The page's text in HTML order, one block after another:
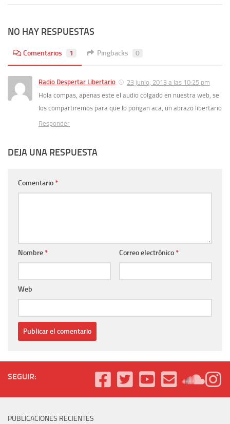
NO HAY RESPUESTAS
Comentarios 1 Pingbacks 0
Radio Despertar Libertario
23 junio, 2013 a las 10:25 pm
Hola compas, apenas este el audio colgado en nuestra web, se
los compartiremos para que lo pongan aca, un abrazo libertario
Responder
DEJA UNA RESPUESTA
Comentario*
Nombre* Correo electrónico*
Web
SEGUIR:
PUBLICACIONES RECIENTES